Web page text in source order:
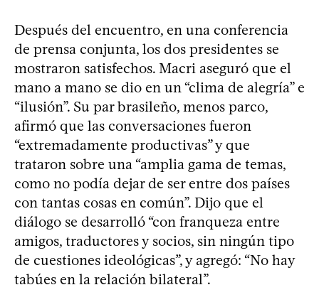
Después del encuentro, en una conferencia
de prensa conjunta, los dos presidentes se
mostraron satisfechos. Macri aseguró que el
mano a mano se dio en un “clima de alegría” e
“ilusión”. Su par brasileño, menos parco,
afirmó que las conversaciones fueron
“extremadamente productivas” y que
trataron sobre una “amplia gama de temas,
como no podía dejar de ser entre dos países
con tantas cosas en común”. Dijo que el
diálogo se desarrolló “con franqueza entre
amigos, traductores y socios, sin ningún tipo
de cuestiones ideológicas”, y agregó: “No hay
tabúes en la relación bilateral”.